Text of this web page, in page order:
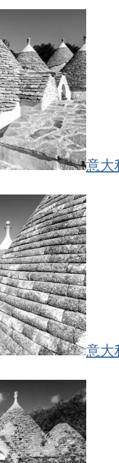
意大
意大